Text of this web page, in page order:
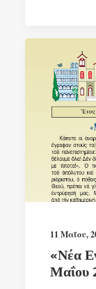
11 Μαΐου,
«Νέα
Μαΐου